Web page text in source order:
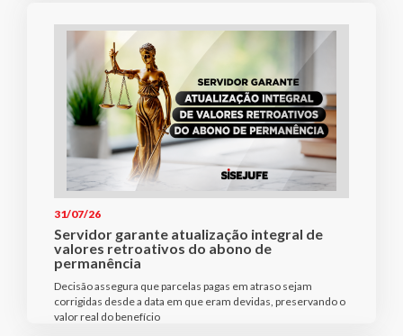
31/07/26
Servidor garante atualização integral de
valores retroativos do abono de
permanência
Decisão assegura que parcelas pagas em atraso sejam
corrigidas desde a data em que eram devidas, preservando o
valor real do benefício